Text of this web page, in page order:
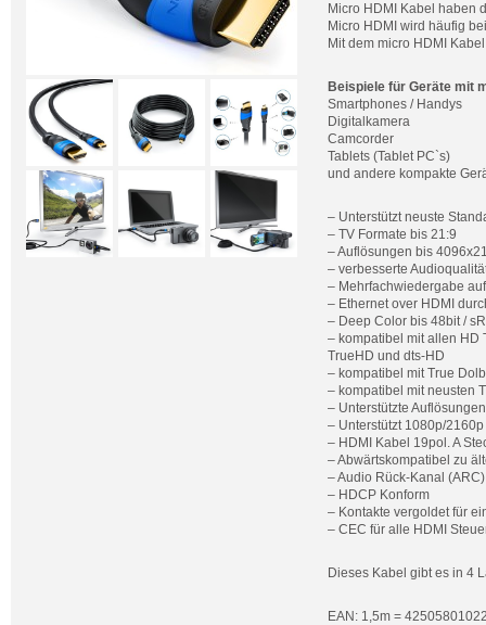
Micro HDMI Kabel haben
Micro HDMI wird häufig
Mit dem micro HDMI
Beispiele für Geräte mit
Smartphones / Handys
Digitalkamera
Camcorder
Tablets (Tablet PC`s)
und andere kompakte
– Unterstützt neuste
– TV Formate bis 21:9
– Auflösungen bis
– verbesserte
– Mehrfachwiedergabe
– Ethernet over HDMI
– Deep Color bis 48bit /
– kompatibel mit allen HD
TrueHD und dts-HD
– kompatibel mit True
– kompatibel mit neusten
– Unterstützte
– Unterstützt 1080p/
– HDMI Kabel 19pol. A
– Abwärtskompatibel zu
– Audio Rück-Kanal (ARC)
– HDCP Konform
– Kontakte vergoldet für
– CEC für alle HDMI
Dieses Kabel gibt es in 4
EAN: 1,5m =